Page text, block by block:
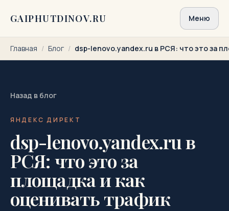
GAIPHUTDINOV.RU Меню
Главная / Блог / dsp-lenovo.yandex.ru в РСЯ: что это за
Назад в блог
ЯНДЕКС ДИРЕКТ
dsp-lenovo.yandex.ru в
РСЯ: что это за
площадка и как
оценивать трафик